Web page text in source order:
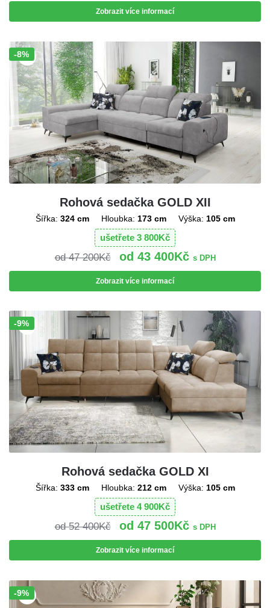
Zobrazit více informací
Sleva!
-8%
Rohová sedačka GOLD XII
Šířka: 324 cm Hloubka: 173 cm Výška: 105 cm
ušetřete 3 800Kč
47 200Kč 43 400Kč s DPH
Zobrazit více informací
Sleva!
-9%
Rohová sedačka GOLD XI
Šířka: 333 cm Hloubka: 212 cm Výška: 105 cm
ušetřete 4 900Kč
52 400Kč 47 500Kč s DPH
Zobrazit více informací
Sleva!
-9%